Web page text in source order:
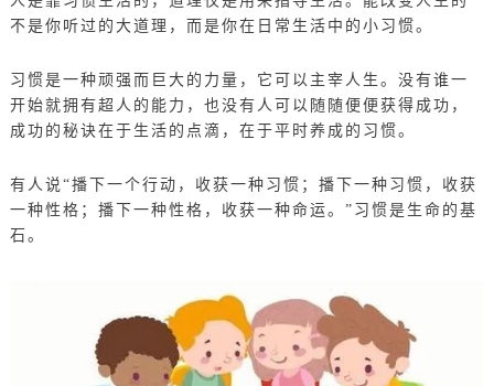
不是你听过的大道理，而是你在日常生活中的小习惯。
习惯是一种顽强而巨大的力量，它可以主宰人生。没有谁一
开始就拥有超人的能力，也没有人可以随随便便获得成功，
成功的秘诀在于生活的点滴，在于平时养成的习惯。
有人说“播下一个行动，收获一种习惯；播下一种习惯，收获
一种性格；播下一种性格，收获一种命运。”习惯是生命的基
石。